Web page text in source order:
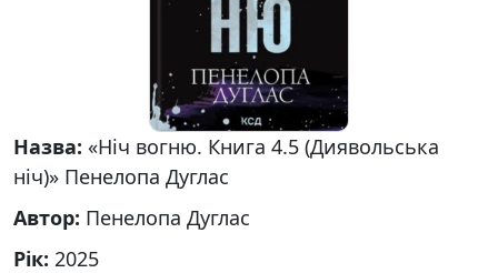
Назва: «Ніч вогню. Книга 4.5 (Диявольська
ніч)» Пенелопа Дуглас
Автор: Пенелопа Дуглас
Рік: 2025